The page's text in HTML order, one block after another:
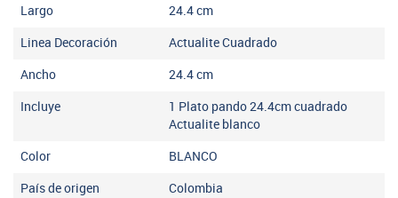
Largo 24.4cm
Linea Decoración Actualite Cuadrado
Ancho 24.4cm
Incluye
1 Plato pando 24.4cm cuadrado
Actualite blanco
Color BLANCO
País de origen Colombia